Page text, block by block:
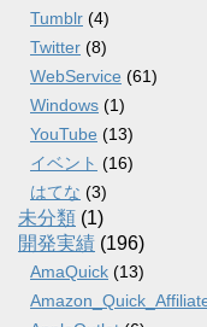
Tumblr (4)
Twitter (8)
WebService (61)
Windows (1)
YouTube (13)
イベント (16)
はてな (3)
未分類 (1)
開発実績 (196)
AmaQuick (13)